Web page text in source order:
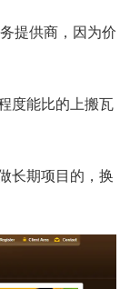
提供商，因为价
度能比的上搬瓦
长期项目的，换